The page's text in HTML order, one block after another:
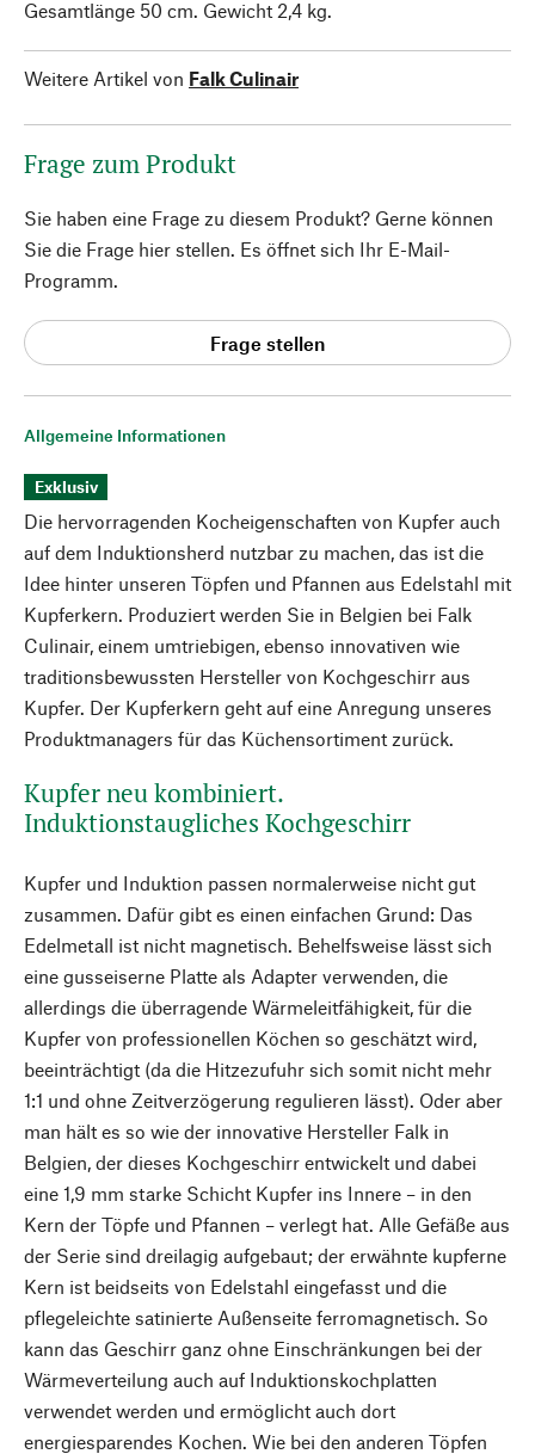
Allgemeine Informationen
Exklusiv
Die hervorragenden Kocheigenschaften von Kupfer auch
auf dem Induktionsherd nutzbar zu machen, das ist die
Idee hinter unseren Töpfen und Pfannen aus Edelstahl mit
Kupferkern. Produziert werden Sie in Belgien bei Falk
Culinair, einem umtriebigen, ebenso innovativen wie
traditionsbewussten Hersteller von Kochgeschirr aus
Kupfer. Der Kupferkern geht auf eine Anregung unseres
Produktmanagers für das Küchensortiment zurück.
Kupfer neu kombiniert.
Induktionstaugliches Kochgeschirr
Kupfer und Induktion passen normalerweise nicht gut
zusammen. Dafür gibt es einen einfachen Grund: Das
Edelmetall ist nicht magnetisch. Behelfsweise lässt sich
eine gusseiserne Platte als Adapter verwenden, die
allerdings die überragende Wärmeleitfähigkeit, für die
Kupfer von professionellen Köchen so geschätzt wird,
beeinträchtigt (da die Hitzezufuhr sich somit nicht mehr
1:1 und ohne Zeitverzögerung regulieren lässt). Oder aber
man hält es so wie der innovative Hersteller Falk in
Belgien, der dieses Kochgeschirr entwickelt und dabei
eine 1,9 mm starke Schicht Kupfer ins Innere – in den
Kern der Töpfe und Pfannen – verlegt hat. Alle Gefäße aus
der Serie sind dreilagig aufgebaut; der erwähnte kupferne
Kern ist beidseits von Edelstahl eingefasst und die
pflegeleichte satinierte Außenseite ferromagnetisch. So
kann das Geschirr ganz ohne Einschränkungen bei der
Wärmeverteilung auch auf Induktionskochplatten
verwendet werden und ermöglicht auch dort
energiesparendes Kochen. Wie bei den anderen Töpfen
Gesamtlänge 50 cm. Gewicht 2,4 kg.
Weitere Artikel von Falk Culinair
Frage zum Produkt
Sie haben eine Frage zu diesem Produkt? Gerne können
Sie die Frage hier stellen. Es öffnet sich Ihr E-Mail-
Programm.
Frage stellen